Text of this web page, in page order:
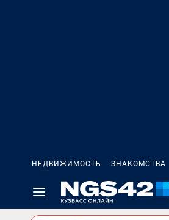
НЕДВИЖИМОСТЬ ЗНАКОМСТВА